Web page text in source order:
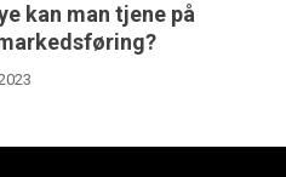
kan man tjene på